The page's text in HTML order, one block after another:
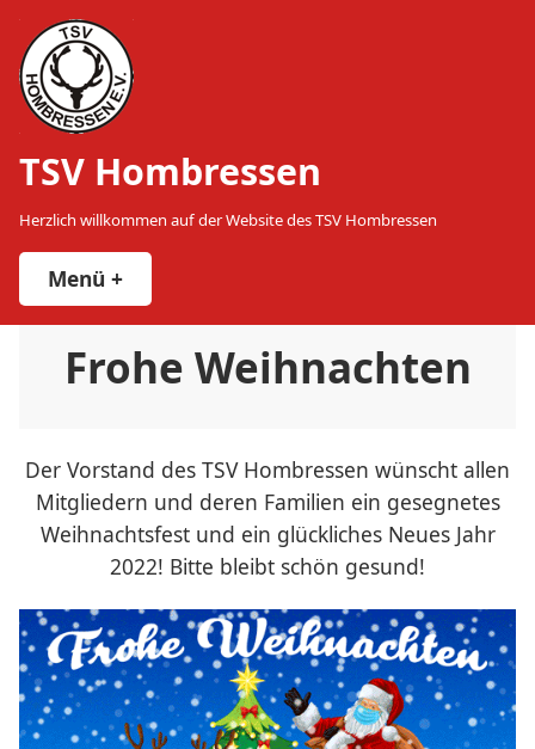
Zum
Inhalt
springen
TSV Hombressen
Herzlich willkommen auf der Website des TSV Hombressen
Menü +
Frohe Weihnachten
Der Vorstand des TSV Hombressen wünscht allen
Mitgliedern und deren Familien ein gesegnetes
Weihnachtsfest und ein glückliches Neues Jahr
2022! Bitte bleibt schön gesund!